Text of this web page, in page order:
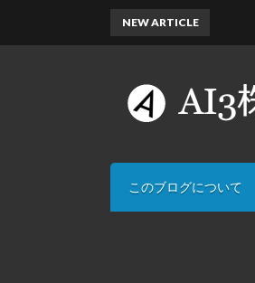
このブログについて
NEW ARTICLE